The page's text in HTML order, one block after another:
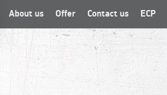
About us Offer Contact us ECP